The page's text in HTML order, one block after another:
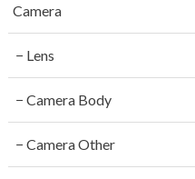
Camera
Lens
Camera Body
Camera Other